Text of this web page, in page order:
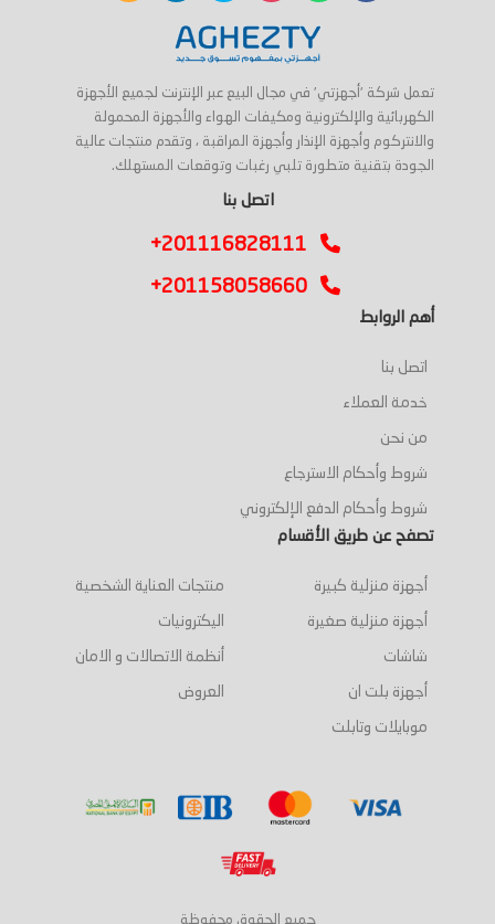
تعمل شركة 'أجهزتي' في مجال البيع عبر الإنترنت لجميع الأجهزة
الكهربائية والإلكترونية ومكيفات الهواء والأجهزة المحمولة
والانتركوم وأجهزة الإنذار وأجهزة المراقبة ، وتقدم منتجات عالية
الجودة بتقنية متطورة تلبي رغبات وتوقعات المستهلك.
اتصل بنا
+201116828111
+201158058660
أهم الروابط
اتصل بنا
خدمة العملاء
من نحن
شروط وأحكام الاسترجاع
شروط وأحكام الدفع الإلكتروني
تصفح عن طريق الأقسام
أجهزة منزلية كبيرة
أجهزة منزلية صغيرة
شاشات
أجهزة بلت ان
موبايلات وتابلت
منتجات العناية الشخصية
اليكترونيات
أنظمة الاتصالات و الامان
العروض
جميع الحقوق محفوظة